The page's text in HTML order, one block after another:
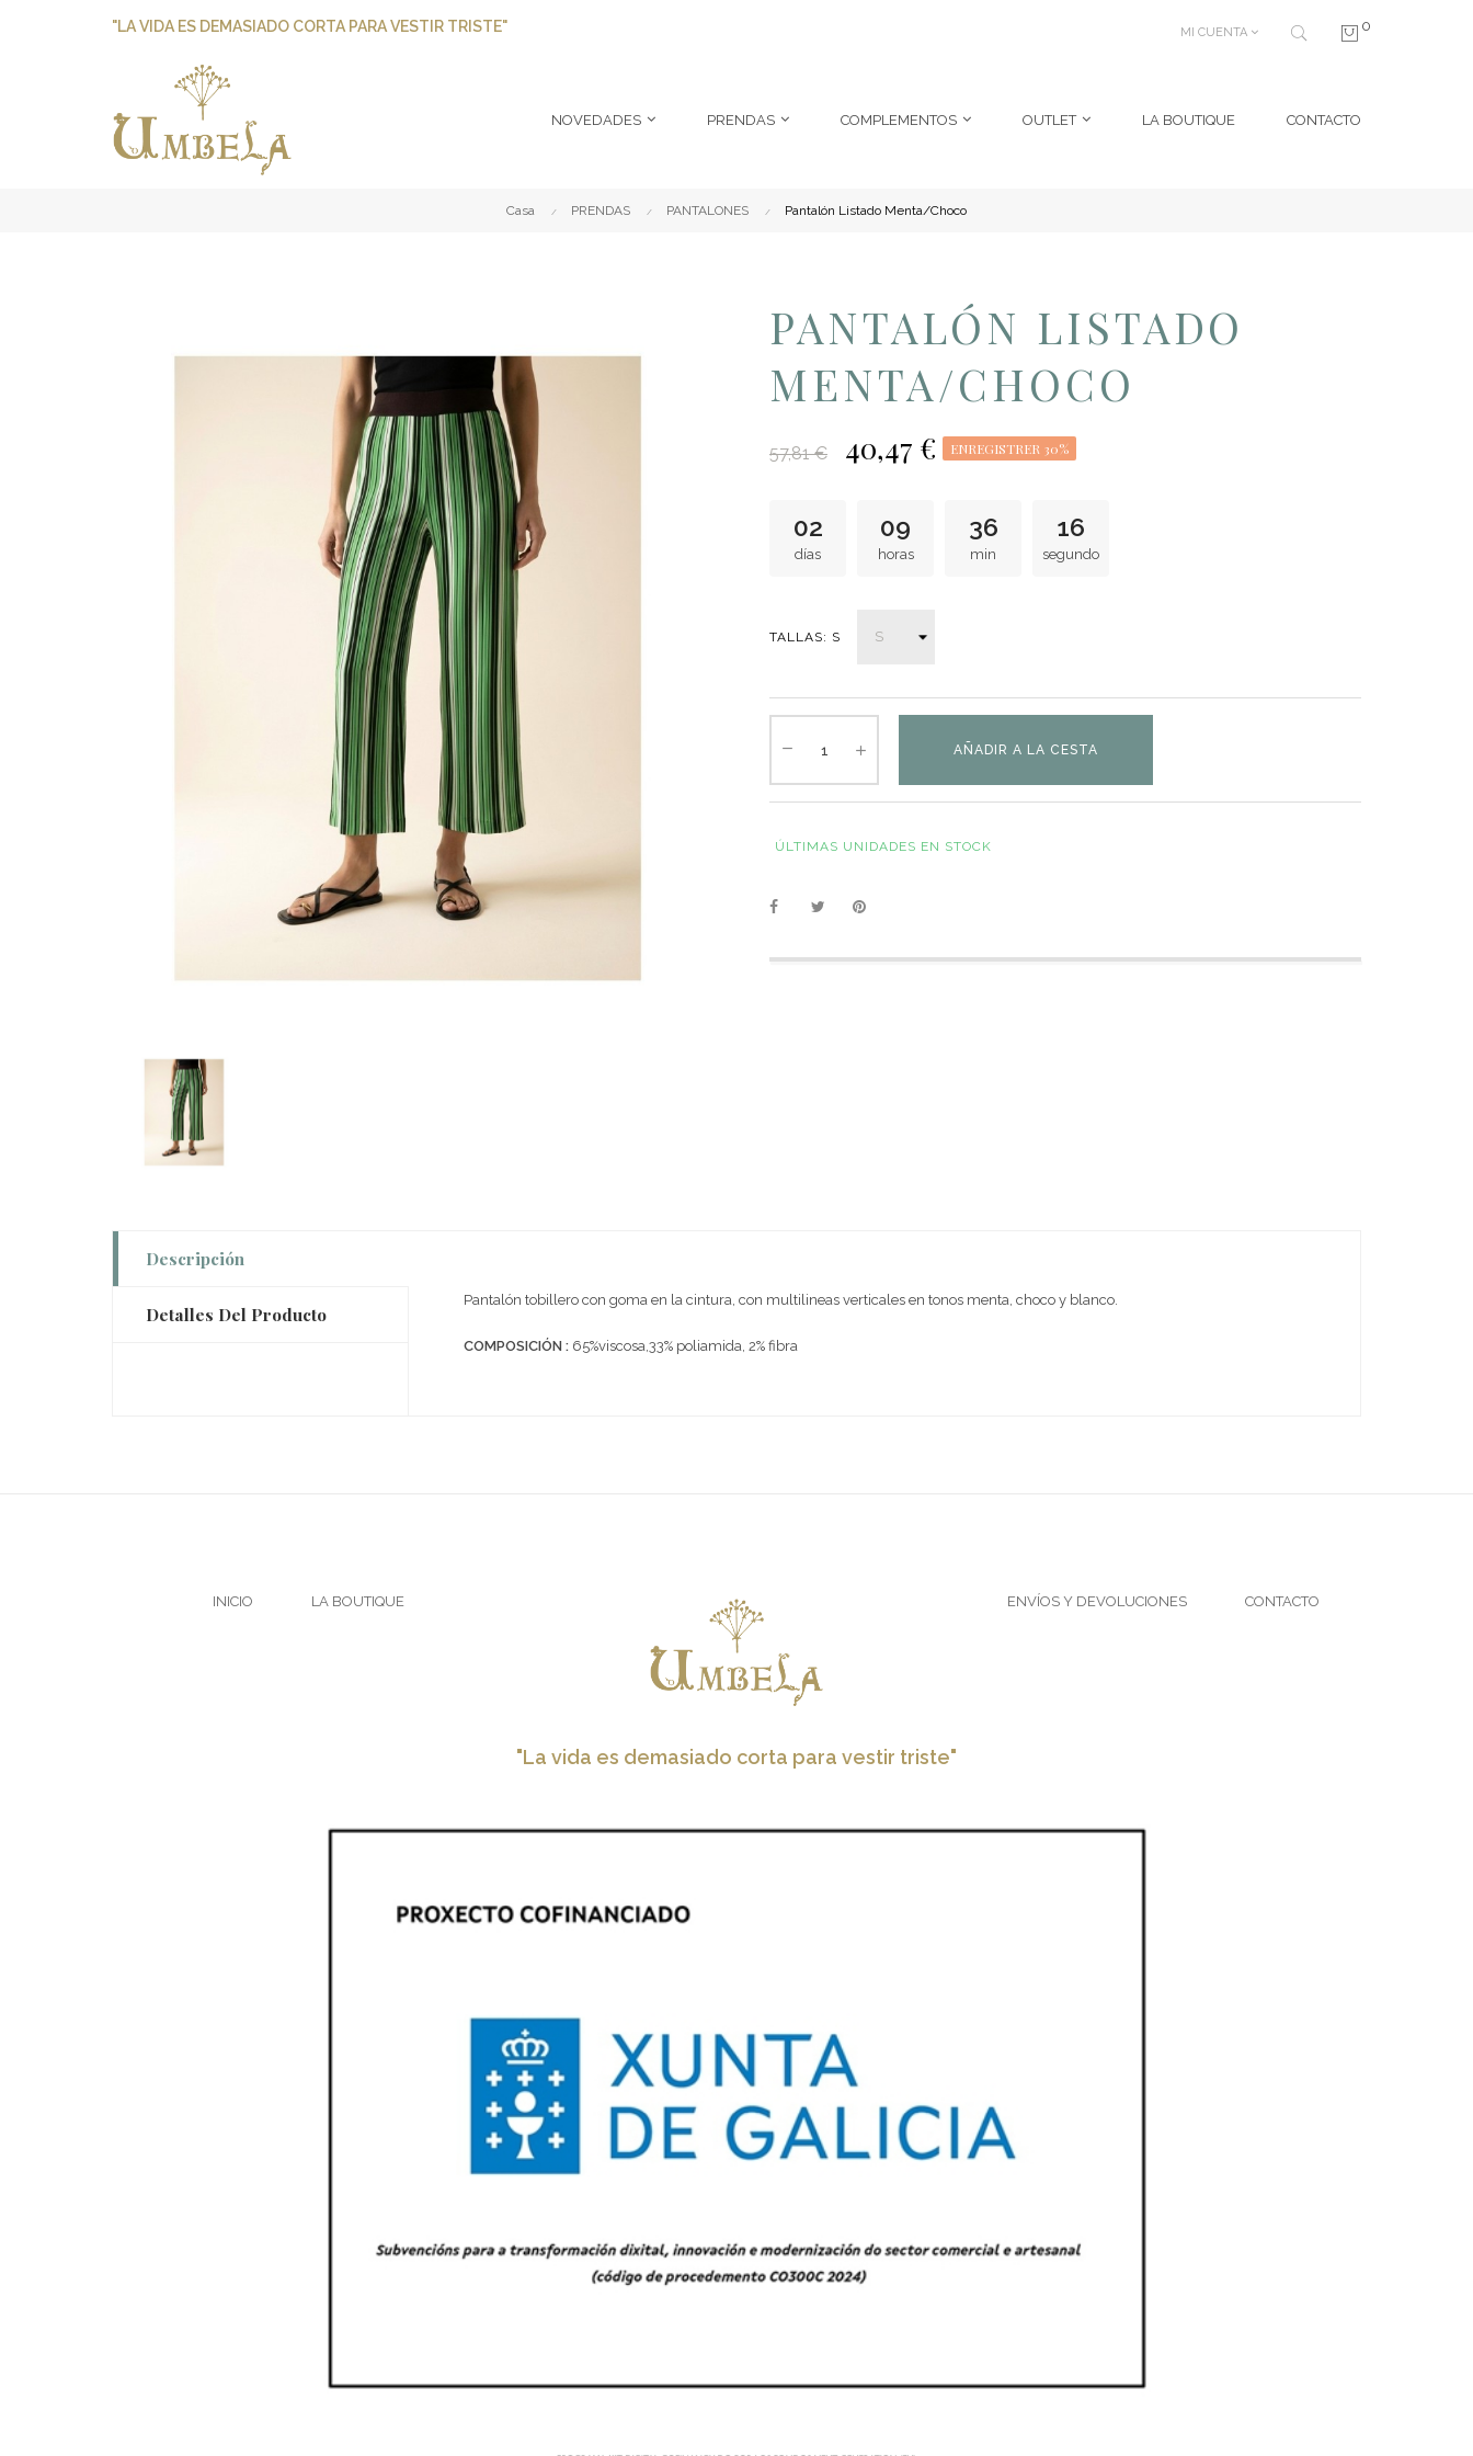
"LA VIDA ES DEMASIADO CORTA PARA VESTIR TRISTE" MI CUENTA 0
NOVEDADES PRENDAS COMPLEMENTOS OUTLET LA BOUTIQUE CONTACTO
Casa PRENDAS PANTALONES Pantalón Listado Menta/Choco
PANTALÓN LISTADO
MENTA/CHOCO
57,81 € 40,47 € ENREGISTRER 30%
02
días
09
horas
36
min
15
segundo
TALLAS: S
AÑADIR A LA CESTA
ÚLTIMAS UNIDADES EN STOCK
Descripción
Detalles Del Producto
Pantalón tobillero con goma en la cintura, con multilineas verticales en tonos menta, choco y blanco.
COMPOSICIÓN : 65%viscosa,33% poliamida, 2% fibra
INICIO LA BOUTIQUE ENVÍOS Y DEVOLUCIONES CONTACTO
"La vida es demasiado corta para vestir triste"